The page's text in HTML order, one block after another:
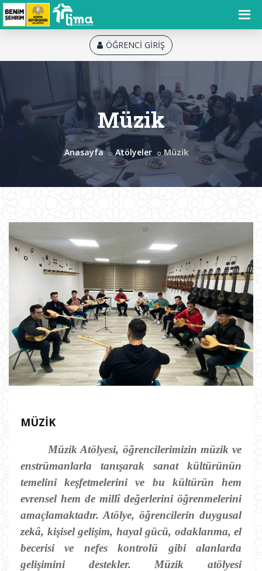
ÖĞRENCİ GİRİŞ
Müzik
Anasayfa Atölyeler Müzik
MÜZIK
Müzik Atölyesi, öğrencilerimizin müzik ve
enstrümanlarla tanışarak sanat kültürünün
temelini keşfetmelerini ve bu kültürün hem
evrensel hem de millî değerlerini öğrenmelerini
amaçlamaktadır. Atölye, öğrencilerin duygusal
zekâ, kişisel gelişim, hayal gücü, odaklanma, el
becerisi ve nefes kontrolü gibi alanlarda
gelişimini destekler. Müzik atölyesi